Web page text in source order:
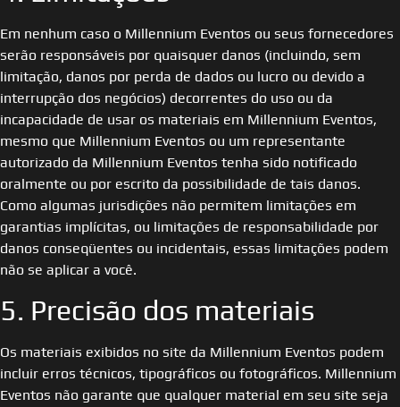
Em nenhum caso o Millennium Eventos ou seus fornecedores
serão responsáveis ​​por quaisquer danos (incluindo, sem
limitação, danos por perda de dados ou lucro ou devido a
interrupção dos negócios) decorrentes do uso ou da
incapacidade de usar os materiais em Millennium Eventos,
mesmo que Millennium Eventos ou um representante
autorizado da Millennium Eventos tenha sido notificado
oralmente ou por escrito da possibilidade de tais danos.
Como algumas jurisdições não permitem limitações em
garantias implícitas, ou limitações de responsabilidade por
danos conseqüentes ou incidentais, essas limitações podem
não se aplicar a você.
5. Precisão dos materiais
Os materiais exibidos no site da Millennium Eventos podem
incluir erros técnicos, tipográficos ou fotográficos. Millennium
Eventos não garante que qualquer material em seu site seja